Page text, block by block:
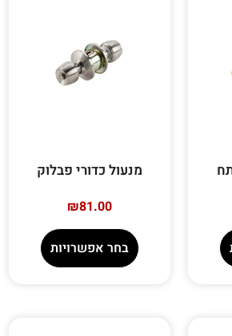
מנעול כדורי פבלוק
₪81.00
בחר אפשרויות